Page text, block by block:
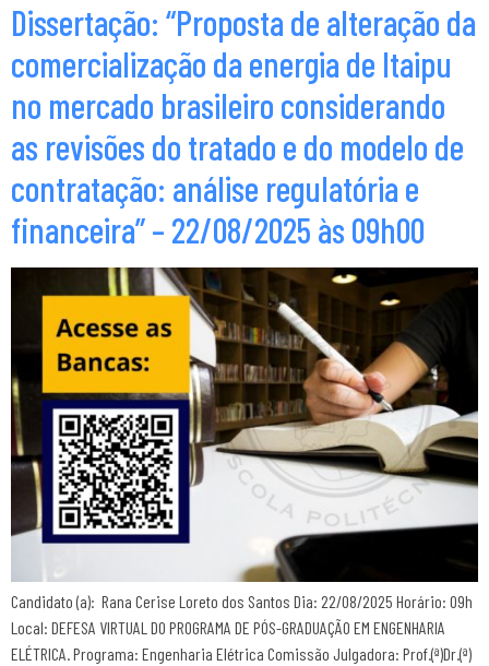
Dissertação: “Proposta de alteração da
comercialização da energia de Itaipu
no mercado brasileiro considerando
as revisões do tratado e do modelo de
contratação: análise regulatória e
financeira” – 22/08/2025 às 09h00
Candidato (a): Rana Cerise Loreto dos Santos Dia: 22/08/2025 Horário: 09h
Local: DEFESA VIRTUAL DO PROGRAMA DE PÓS-GRADUAÇÃO EM ENGENHARIA
ELÉTRICA. Programa: Engenharia Elétrica Comissão Julgadora: Prof.(ª)Dr.(ª)